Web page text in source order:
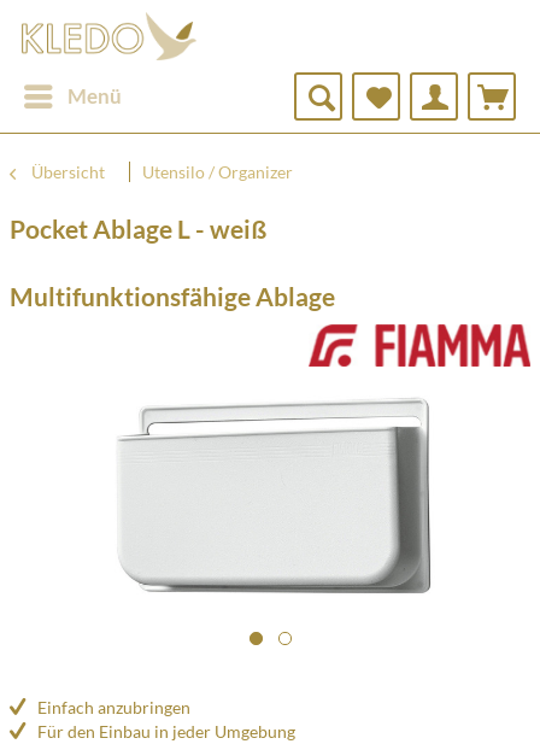
Menü
Übersicht Utensilo / Organizer
Pocket Ablage L - weiß
Multifunktionsfähige Ablage
Einfach anzubringen
Für den Einbau in jeder Umgebung